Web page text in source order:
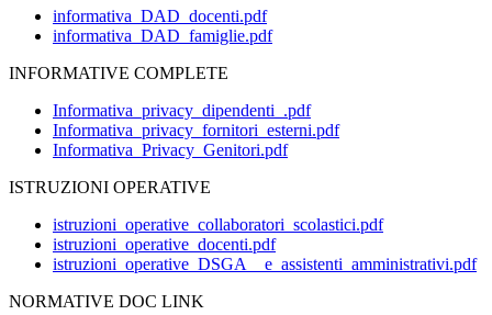
informativa_DAD_docenti.pdf
informativa_DAD_famiglie.pdf
INFORMATIVE COMPLETE
Informativa_privacy_dipendenti_.pdf
Informativa_privacy_fornitori_esterni.pdf
Informativa_Privacy_Genitori.pdf
ISTRUZIONI OPERATIVE
istruzioni_operative_collaboratori_scolastici.pdf
istruzioni_operative_docenti.pdf
istruzioni_operative_DSGA__e_assistenti_amministrativi.pdf
NORMATIVE DOC LINK